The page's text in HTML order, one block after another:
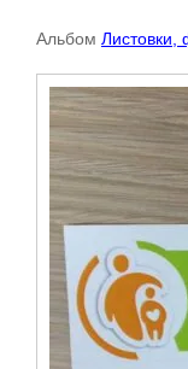
Альбом Листовки,